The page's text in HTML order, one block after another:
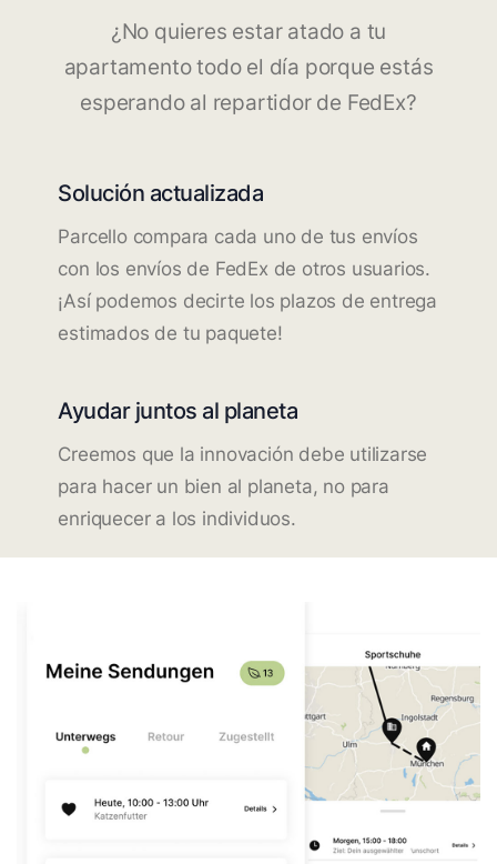
¿No quieres estar atado a tu
apartamento todo el día porque estás
esperando al repartidor de FedEx?
Solución actualizada
Parcello compara cada uno de tus envíos
con los envíos de FedEx de otros usuarios.
¡Así podemos decirte los plazos de entrega
estimados de tu paquete!
Ayudar juntos al planeta
Creemos que la innovación debe utilizarse
para hacer un bien al planeta, no para
enriquecer a los individuos.